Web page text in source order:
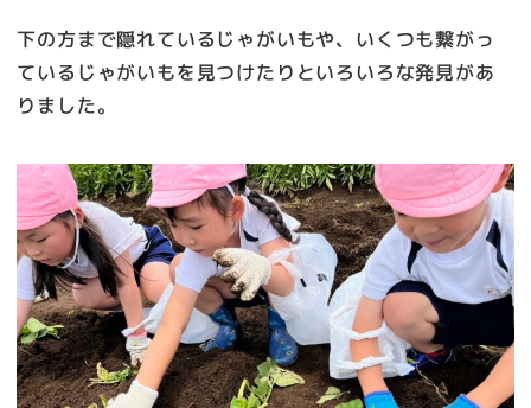
下の方まで隠れているじゃがいもや、いくつも繋がっ
ているじゃがいもを見つけたりといろいろな発見があ
りました。